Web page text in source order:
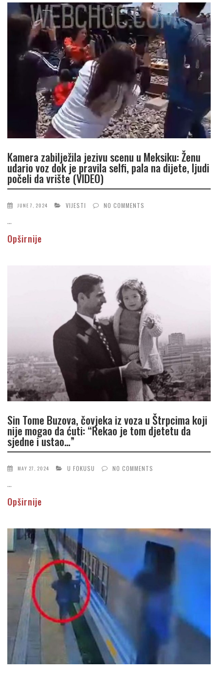
Kamera zabilježila jezivu scenu u Meksiku: Ženu
udario voz dok je pravila selfi, pala na dijete, ljudi
počeli da vrište (VIDEO)
JUNE 7, 2024 VIJESTI NO COMMENTS
...
Opširnije
Sin Tome Buzova, čovjeka iz voza u Štrpcima koji
nije mogao da ćuti: “Rekao je tom djetetu da
sjedne i ustao…”
MAY 27, 2024 U FOKUSU NO COMMENTS
...
Opširnije